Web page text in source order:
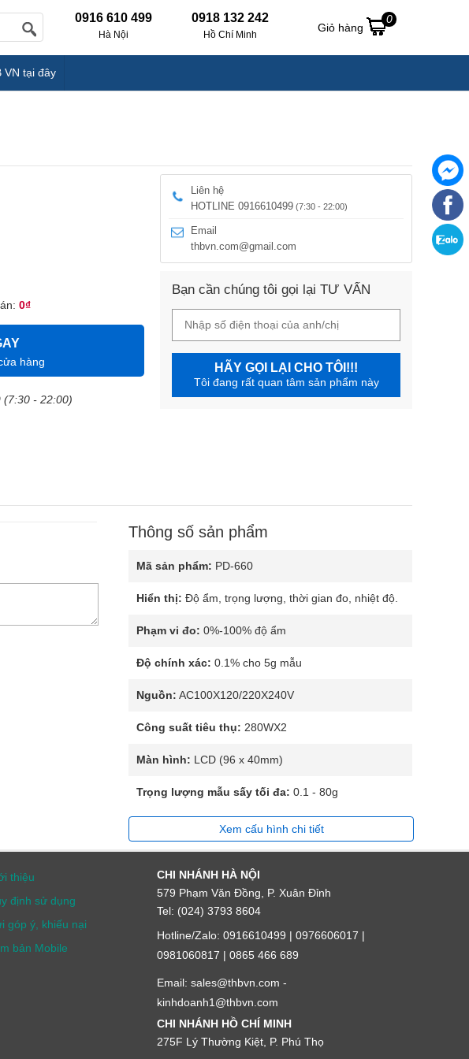
0916 610 499
Hà Nội
0918 132 242
Hồ Chí Minh
Giỏ hàng
0
VN tại đây
0₫
hàng
(7:30 - 22:00)
Liên hệ
HOTLINE 0916610499 (7:30 - 22:00)
Email
thbvn.com@gmail.com
Bạn cần chúng tôi gọi lại TƯ VẤN
HÃY GỌI LẠI CHO TÔI!!!
Tôi đang rất quan tâm sản phẩm này
Thông số sản phẩm
Mã sản phẩm: PD-660
Hiển thị: Độ ẩm, trọng lượng, thời gian đo, nhiệt độ.
Phạm vi đo: 0%-100% độ ẩm
Độ chính xác: 0.1% cho 5g mẫu
Nguồn: AC100X120/220X240V
Công suất tiêu thụ: 280WX2
Màn hình: LCD (96 x 40mm)
Trọng lượng mẫu sấy tối đa: 0.1 - 80g
Xem cấu hình chi tiết
thiệu
định sử dụng
góp ý, khiếu nại
bản Mobile
CHI NHÁNH HÀ NỘI
579 Phạm Văn Đồng, P. Xuân Đỉnh
Tel: (024) 3793 8604
Hotline/Zalo: 0916610499 | 0976606017 |
0981060817 | 0865 466 689
Email: sales@thbvn.com -
kinhdoanh1@thbvn.com
CHI NHÁNH HỒ CHÍ MINH
275F Lý Thường Kiệt, P. Phú Thọ